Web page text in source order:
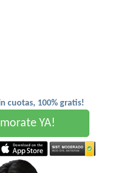
cuotas, 100% gratis!
YA!